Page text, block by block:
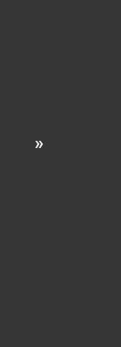
»